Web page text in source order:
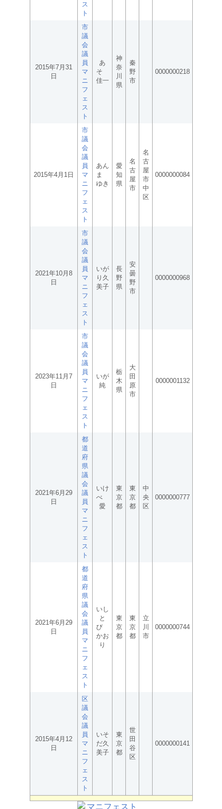
ス
ト
2015年7月31
日
市
議
会
議
員
マ
ニ
フ
ェ
ス
ト
あ
そ
佳一
神
奈
川
県
秦
野
市
0000000218
2015年4月1日
市
議
会
議
員
マ
ニ
フ
ェ
ス
ト
あん
ま
ゆき
愛
知
県
名
古
屋
市
名
古
屋
市
中
区
0000000084
2021年10月8
日
市
議
会
議
員
マ
ニ
フ
ェ
ス
ト
いが
り久
美子
長
野
県
安
曇
野
市
0000000968
2023年11月7
日
市
議
会
議
員
マ
ニ
フ
ェ
ス
ト
いが
純
栃
木
県
大
田
原
市
0000001132
2021年6月29
日
都
道
府
県
議
会
議
員
マ
ニ
フ
ェ
ス
ト
いけ
べ
愛
東
京
都
東
京
都
中
央
区
0000000777
2021年6月29
日
都
道
府
県
議
会
議
員
マ
ニ
フ
ェ
ス
ト
いし
と
び
かお
り
東
京
都
東
京
都
立
川
市
0000000744
2015年4月12
日
区
議
会
議
員
マ
ニ
フ
ェ
ス
ト
いそ
だ久
美子
東
京
都
世
田
谷
区
0000000141